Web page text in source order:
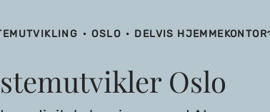
· OSLO · DELVIS HJEMMEKONTOR
Oslo